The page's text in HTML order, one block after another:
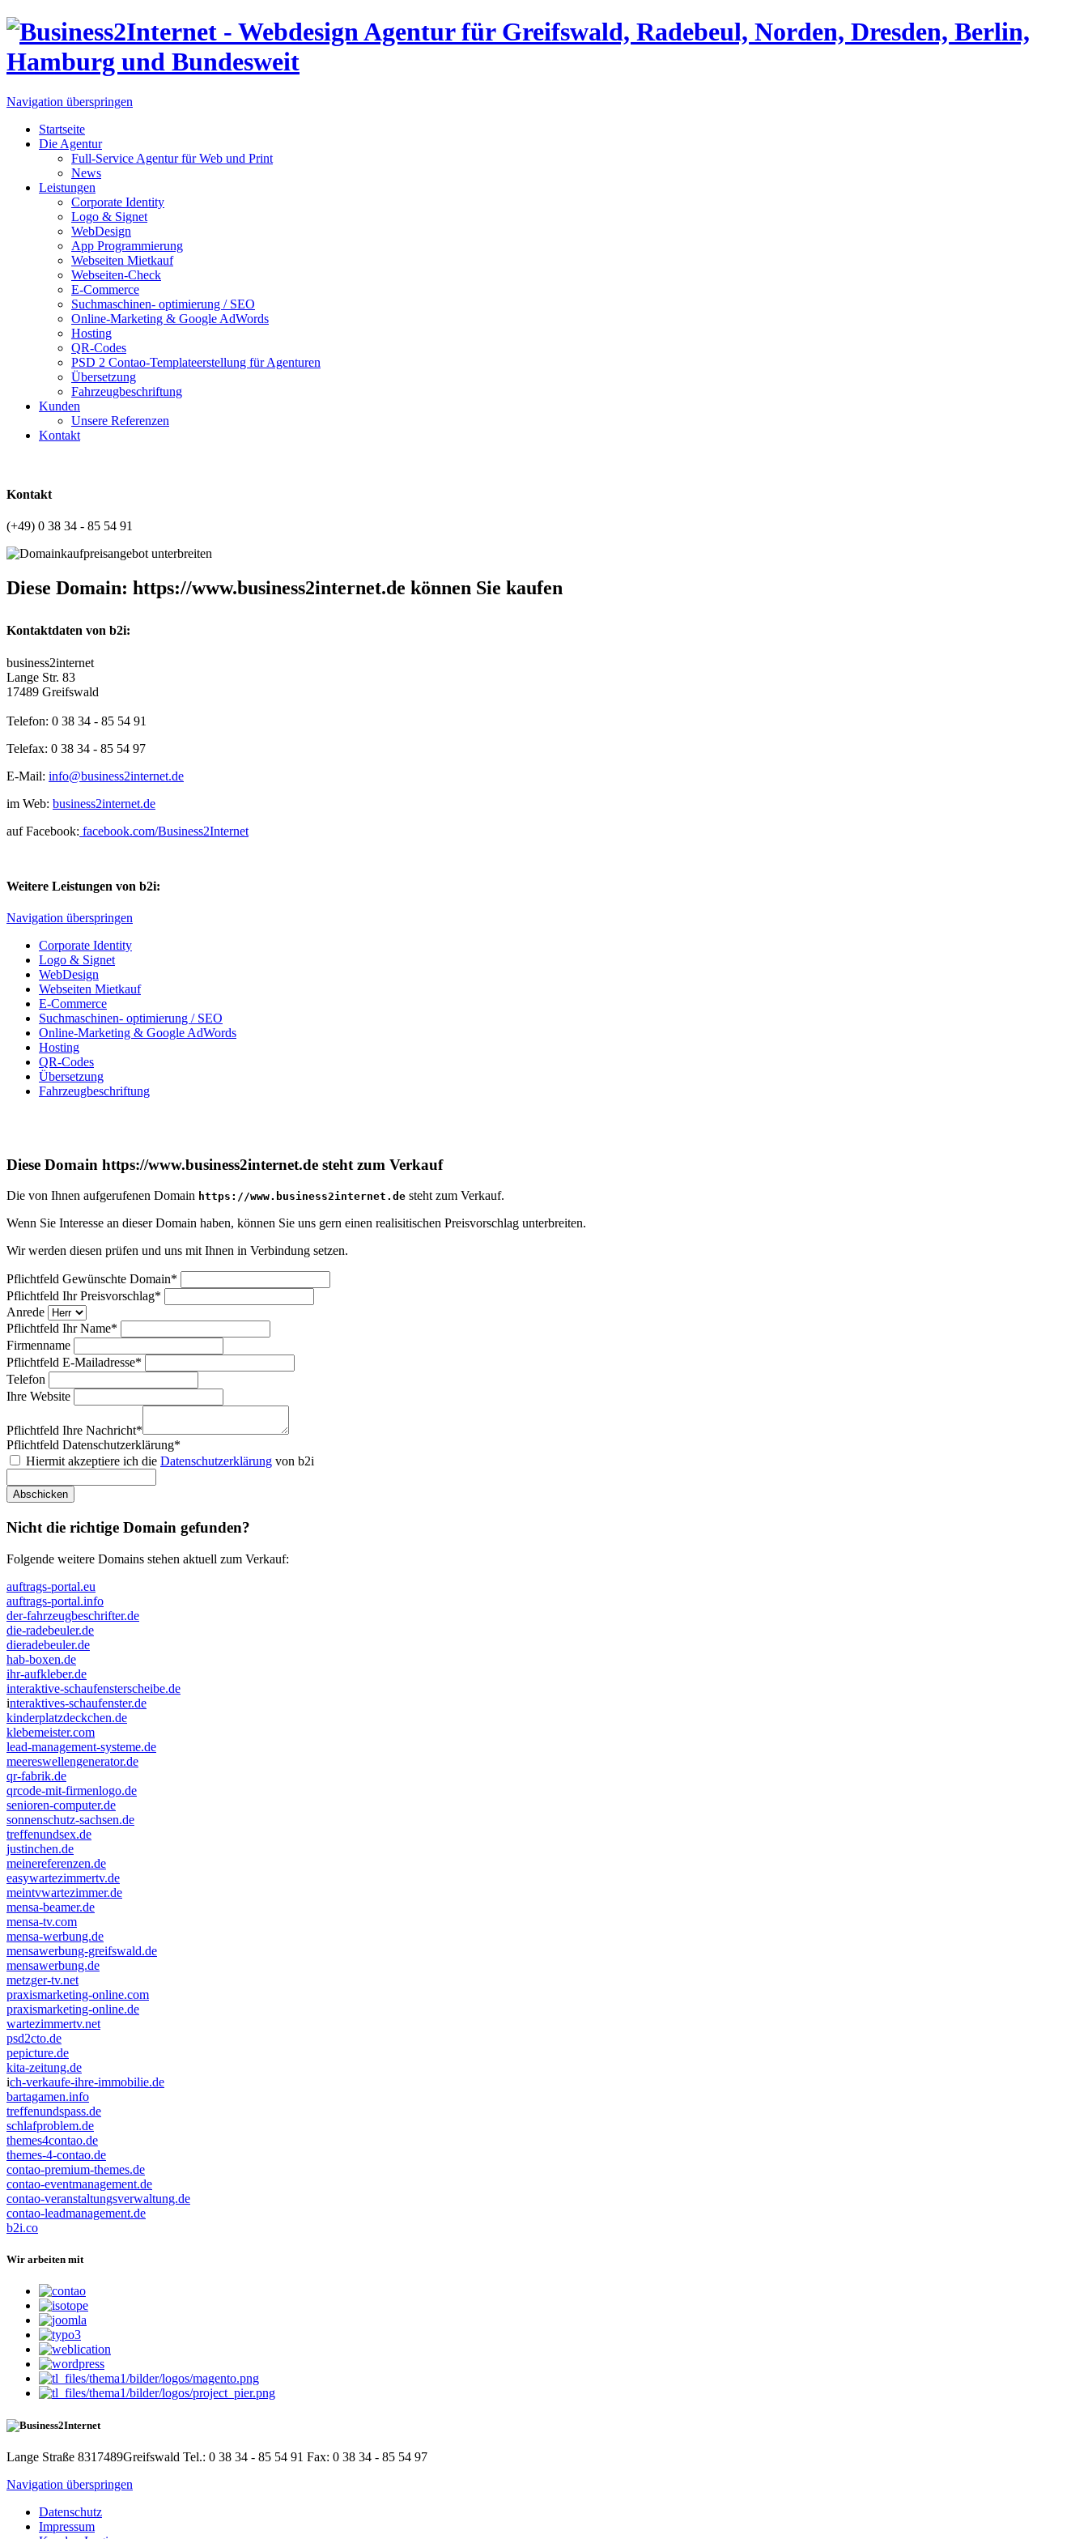
Navigation überspringen
Startseite
Die Agentur
Full-Service Agentur für Web und Print
News
Leistungen
Corporate Identity
Logo & Signet
WebDesign
App Programmierung
Webseiten Mietkauf
Webseiten-Check
E-Commerce
Suchmaschinen- optimierung / SEO
Online-Marketing & Google AdWords
Hosting
QR-Codes
PSD 2 Contao-Templateerstellung für Agenturen
Übersetzung
Fahrzeugbeschriftung
Kunden
Unsere Referenzen
Kontakt
Kontakt
(+49) 0 38 34 - 85 54 91
Diese Domain: https://www.business2internet.de können Sie kaufen
Kontaktdaten von b2i:
business2internet
Lange Str. 83
17489 Greifswald
Telefon: 0 38 34 - 85 54 91
Telefax: 0 38 34 - 85 54 97
E-Mail: info@business2internet.de
im Web: business2internet.de
auf Facebook: facebook.com/Business2Internet
Weitere Leistungen von b2i:
Navigation überspringen
Corporate Identity
Logo & Signet
WebDesign
Webseiten Mietkauf
E-Commerce
Suchmaschinen- optimierung / SEO
Online-Marketing & Google AdWords
Hosting
QR-Codes
Übersetzung
Fahrzeugbeschriftung
Diese Domain https://www.business2internet.de steht zum Verkauf
Die von Ihnen aufgerufenen Domain https://www.business2internet.de steht zum Verkauf.
Wenn Sie Interesse an dieser Domain haben, können Sie uns gern einen realisitischen Preisvorschlag unterbreiten.
Wir werden diesen prüfen und uns mit Ihnen in Verbindung setzen.
Pflichtfeld Gewünschte Domain*
Pflichtfeld Ihr Preisvorschlag*
Anrede
Pflichtfeld Ihr Name*
Firmenname
Pflichtfeld E-Mailadresse*
Telefon
Ihre Website
Pflichtfeld Ihre Nachricht*
Pflichtfeld Datenschutzerklärung*
Hiermit akzeptiere ich die Datenschutzerklärung von b2i
Nicht die richtige Domain gefunden?
Folgende weitere Domains stehen aktuell zum Verkauf:
auftrags-portal.eu
auftrags-portal.info
der-fahrzeugbeschrifter.de
die-radebeuler.de
dieradebeuler.de
hab-boxen.de
ihr-aufkleber.de
interaktive-schaufensterscheibe.de
interaktives-schaufenster.de
kinderplatzdeckchen.de
klebemeister.com
lead-management-systeme.de
meereswellengenerator.de
qr-fabrik.de
qrcode-mit-firmenlogo.de
senioren-computer.de
sonnenschutz-sachsen.de
treffenundsex.de
justinchen.de
meinereferenzen.de
easywartezimmertv.de
meintvwartezimmer.de
mensa-beamer.de
mensa-tv.com
mensa-werbung.de
mensawerbung-greifswald.de
mensawerbung.de
metzger-tv.net
praxismarketing-online.com
praxismarketing-online.de
wartezimmertv.net
psd2cto.de
pepicture.de
kita-zeitung.de
ich-verkaufe-ihre-immobilie.de
bartagamen.info
treffenundspass.de
schlafproblem.de
themes4contao.de
themes-4-contao.de
contao-premium-themes.de
contao-eventmanagement.de
contao-veranstaltungsverwaltung.de
contao-leadmanagement.de
b2i.co
Wir arbeiten mit
Lange Straße 8317489Greifswald Tel.: 0 38 34 - 85 54 91 Fax: 0 38 34 - 85 54 97
Navigation überspringen
Datenschutz
Impressum